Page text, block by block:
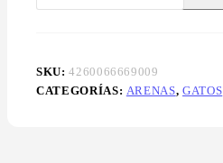
SKU:4260066669009
CATEGORÍAS: ARENAS,GATOS